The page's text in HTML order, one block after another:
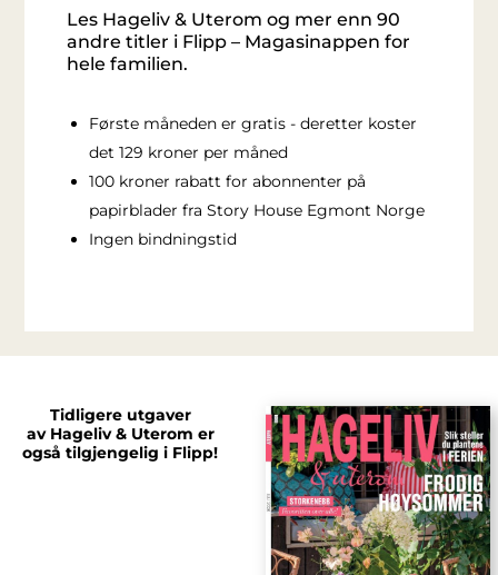
Les Hageliv & Uterom og mer enn 90
andre titler i Flipp – Magasinappen for
hele familien.
Første måneden er gratis - deretter koster
det 129 kroner per måned
100 kroner rabatt for abonnenter på
papirblader fra Story House Egmont Norge
Ingen bindningstid
Tidligere utgaver
av Hageliv & Uterom er
også tilgjengelig i Flipp!